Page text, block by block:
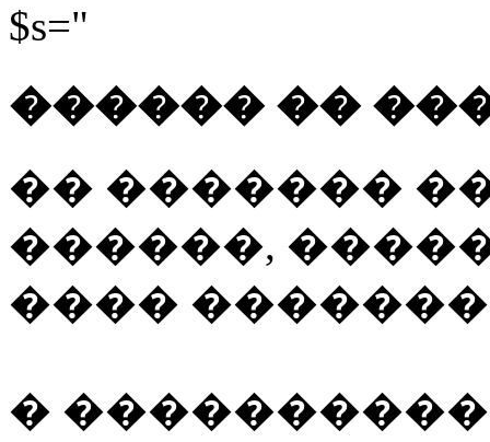
$s="
������ ��
�� �������
������,
����
�